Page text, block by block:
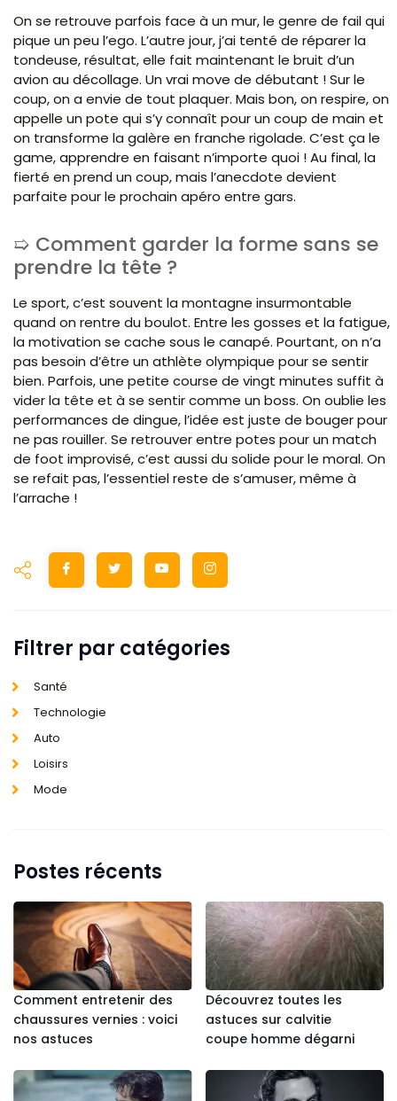
On se retrouve parfois face à un mur, le genre de fail qui
pique un peu l’ego. L’autre jour, j’ai tenté de réparer la
tondeuse, résultat, elle fait maintenant le bruit d’un
avion au décollage. Un vrai move de débutant ! Sur le
coup, on a envie de tout plaquer. Mais bon, on respire, on
appelle un pote qui s’y connaît pour un coup de main et
on transforme la galère en franche rigolade. C’est ça le
game, apprendre en faisant n’importe quoi ! Au final, la
fierté en prend un coup, mais l’anecdote devient
parfaite pour le prochain apéro entre gars.
Comment garder la forme sans se
prendre la tête ?
Le sport, c’est souvent la montagne insurmontable
quand on rentre du boulot. Entre les gosses et la fatigue,
la motivation se cache sous le canapé. Pourtant, on n’a
pas besoin d’être un athlète olympique pour se sentir
bien. Parfois, une petite course de vingt minutes suffit à
vider la tête et à se sentir comme un boss. On oublie les
performances de dingue, l’idée est juste de bouger pour
ne pas rouiller. Se retrouver entre potes pour un match
de foot improvisé, c’est aussi du solide pour le moral. On
se refait pas, l’essentiel reste de s’amuser, même à
l’arrache !
Filtrer par catégories
Santé
Technologie
Auto
Loisirs
Mode
Postes récents
Comment entretenir des
chaussures vernies : voici
nos astuces
Découvrez toutes les
astuces sur calvitie
coupe homme dégarni